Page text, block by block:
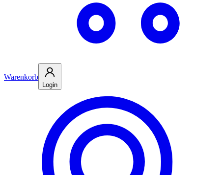
Warenkorb
Login